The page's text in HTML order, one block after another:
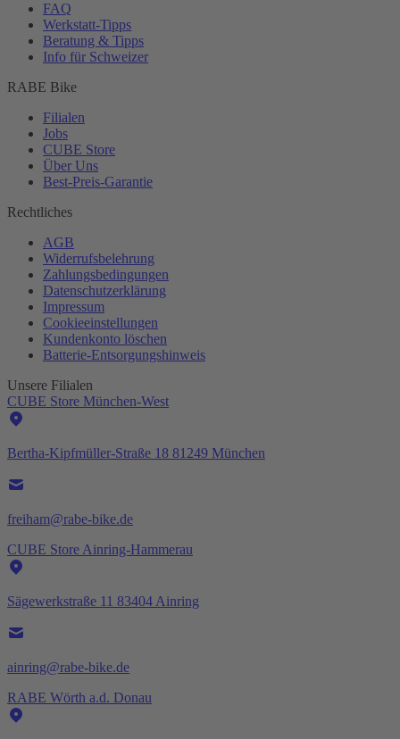
FAQ
Werkstatt-Tipps
Beratung & Tipps
Info für Schweizer
RABE Bike
Filialen
Jobs
CUBE Store
Über Uns
Best-Preis-Garantie
Rechtliches
AGB
Widerrufsbelehrung
Zahlungsbedingungen
Datenschutzerklärung
Impressum
Cookieeinstellungen
Kundenkonto löschen
Batterie-Entsorgungshinweis
Unsere Filialen
CUBE Store München-West
Bertha-Kipfmüller-Straße 18 81249 München
freiham@rabe-bike.de
CUBE Store Ainring-Hammerau
Sägewerkstraße 11 83404 Ainring
ainring@rabe-bike.de
RABE Wörth a.d. Donau